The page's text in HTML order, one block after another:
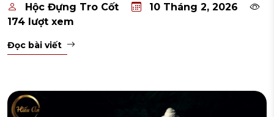
Hộc Đựng Tro Cốt
10 Tháng 2, 2026
174 lượt xem
Đọc bài viết